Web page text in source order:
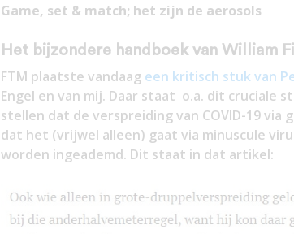
Game, set & match; het zijn de aerosols
Het bijzondere handboek van William
FTM plaatste vandaag een kritisch stuk van
Engel en van mij. Daar staat o.a. dit cruciale
stellen dat de verspreiding van COVID-19
dat het (vrijwel alleen) gaat via minuscule
worden ingeademd. Dit staat in dat artikel: